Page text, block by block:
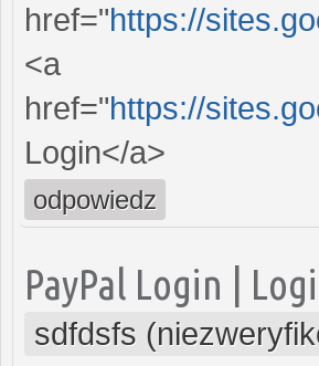
href="https://
<a
href="https://
Login</a>
odpowiedz
PayPal Login |
sdfdsfs